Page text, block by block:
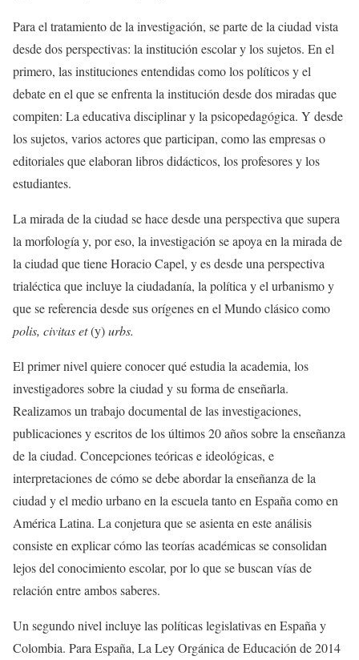
Para el tratamiento de la investigación, se parte de la ciudad vista
desde dos perspectivas: la institución escolar y los sujetos. En el
primero, las instituciones entendidas como los políticos y el
debate en el que se enfrenta la institución desde dos miradas que
compiten: La educativa disciplinar y la psicopedagógica. Y desde
los sujetos, varios actores que participan, como las empresas o
editoriales que elaboran libros didácticos, los profesores y los
estudiantes.
La mirada de la ciudad se hace desde una perspectiva que supera
la morfología y, por eso, la investigación se apoya en la mirada de
la ciudad que tiene Horacio Capel, y es desde una perspectiva
trialéctica que incluye la ciudadanía, la política y el urbanismo y
que se referencia desde sus orígenes en el Mundo clásico como
polis, civitaset(y)urbs.
El primer nivel quiere conocer qué estudia la academia, los
investigadores sobre la ciudad y su forma de enseñarla.
Realizamos un trabajo documental de las investigaciones,
publicaciones y escritos de los últimos 20 años sobre la enseñanza
de la ciudad. Concepciones teóricas e ideológicas, e
interpretaciones de cómo se debe abordar la enseñanza de la
ciudad y el medio urbano en la escuela tanto en España como en
América Latina. La conjetura que se asienta en este análisis
consiste en explicar cómo las teorías académicas se consolidan
lejos del conocimiento escolar, por lo que se buscan vías de
relación entre ambos saberes.
Un segundo nivel incluye las políticas legislativas en España y
Colombia. Para España, La Ley Orgánica de Educación de 2014